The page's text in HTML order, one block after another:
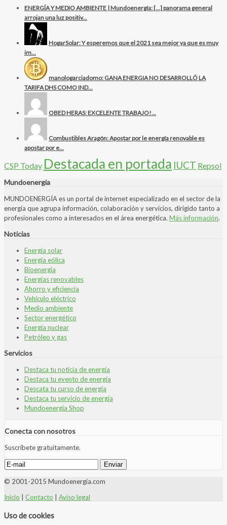
ENERGÍA Y MEDIO AMBIENTE | Mundoenergía: […] panorama general
arrojan una luz positiv...
HogarSolar: Y esperemos que el 2021 sea mejor ya que es muy
im...
manologarciadomo: GANA ENERGIA NO DESARROLLÓ LA
TARIFA DHS COMO IND...
OBED HERAS: EXCELENTE TRABAJO!...
Combustibles Aragón: Apostar por le energía renovable es
apostar por e...
CSP Today Destacada en portada IUCT Repsol
Mundoenergia
MUNDOENERGÍA es un portal de internet especializado en el sector de la
energía que agrupa información, colaboración y servicios, dirigido tanto a
profesionales como a interesados en el área energética. Más información.
Noticias
Energía solar
Energía eólica
Bioenergía
Energías renovables
Ahorro y eficiencia
Vehículo eléctrico
Medio ambiente
Sector energético
Energía nuclear
Petróleo y gas
Servicios
Destaca tu noticia de energía
Destaca tu evento de energía
Descata tu curso de energía
Destaca tu servicio de energía
Mundoenergia Shop
Conecta con nosotros
Suscríbete gratuitamente.
© 2001-2015 Mundoenergia.com
Inicio
Contacto Aviso legal
Uso de cookies